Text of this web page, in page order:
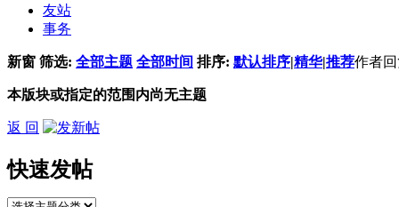
友站
事务
新窗 筛选: 全部主题 全部时间 排序: 默认排序|精华|推荐作者
本版块或指定的范围内尚无主题
返 回
快速发帖